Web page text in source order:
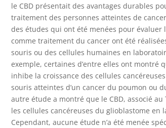
le CBD présentait des avantages durables
traitement des personnes atteintes de
des études qui ont été menées pour évaluer
comme traitement du cancer ont été
souris ou des cellules humaines en
exemple, certaines d’entre elles ont montré
inhibe la croissance des cellules
souris atteintes d’un cancer du poumon ou
autre étude a montré que le CBD, associé au
les cellules cancéreuses du glioblastome en
Cependant, aucune étude n’a été menée